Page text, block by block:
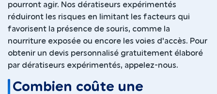
pourront agir. Nos dératiseurs expérimentés
réduiront les risques en limitant les facteurs qui
favorisent la présence de souris, comme la
nourriture exposée ou encore les voies d'accès. Pour
obtenir un devis personnalisé gratuitement élaboré
par dératiseurs expérimentés, appelez-nous.
Combien coûte une